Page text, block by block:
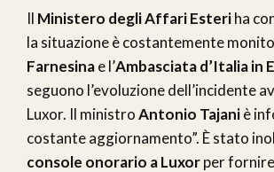
Il Ministero degli Affari Esteriha
la situazione è costantemente
Farnesinae l’Ambasciata d’Italia in
seguono l’evoluzione dell’incidente
Luxor. Il ministroAntonio Tajaniè
costante aggiornamento”. È stato
console onorario a Luxorper